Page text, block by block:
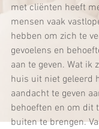
met cliënten heeft
mensen vaak
hebben om zich te
gevoelens en
aan te geven. Wat ik
huis uit niet geleerd
aandacht te geven
behoeften en om dit
buiten te brengen.